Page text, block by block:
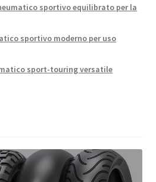
sportivo equilibrato per la
sportivo moderno per uso
sport-touring versatile